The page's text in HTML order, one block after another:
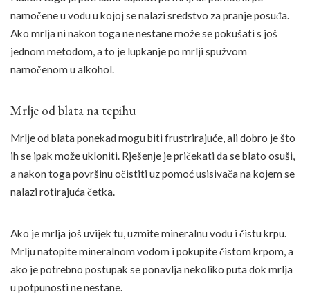
namočene u vodu u kojoj se nalazi sredstvo za pranje posuđa.
Ako mrlja ni nakon toga ne nestane može se pokušati s još
jednom metodom, a to je lupkanje po mrlji spužvom
namočenom u alkohol.
Mrlje od blata na tepihu
Mrlje od blata ponekad mogu biti frustrirajuće, ali dobro je što
ih se ipak može ukloniti. Rješenje je pričekati da se blato osuši,
a nakon toga površinu očistiti uz pomoć usisivača na kojem se
nalazi rotirajuća četka.
Ako je mrlja još uvijek tu, uzmite mineralnu vodu i čistu krpu.
Mrlju natopite mineralnom vodom i pokupite čistom krpom, a
ako je potrebno postupak se ponavlja nekoliko puta dok mrlja
u potpunosti ne nestane.